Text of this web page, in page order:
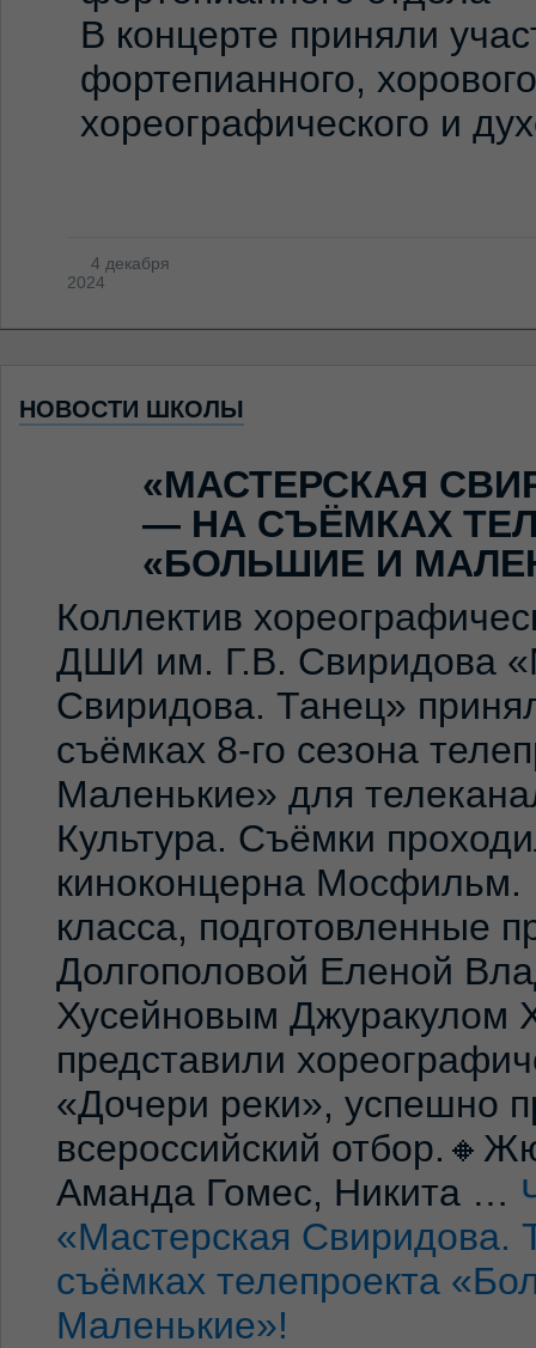
В концерте приняли
фортепианного,
хореографического и
4 декабря
2024
НОВОСТИ ШКОЛЫ
«МАСТЕРСКАЯ
— НА СЪЁМКАХ
«БОЛЬШИЕ И
Коллектив
ДШИ им. Г.В. Свиридова
Свиридова. Танец»
съёмках 8-го сезона
Маленькие» для
Культура. Съёмки
киноконцерна Мосфильм.
класса, подготовленные
Долгополовой Еленой
Хусейновым Джуракулом
представили
«Дочери реки», успешно
всероссийский
Аманда Гомес, Никита …
«Мастерская Свиридова.
съёмках телепроекта
Маленькие»!